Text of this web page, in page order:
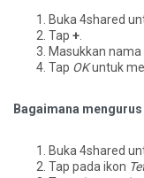
Buka 4shared
Tap +.
Masukkan
Tap OKuntuk
Bagaimana
Buka 4shared
Tap pada ikon